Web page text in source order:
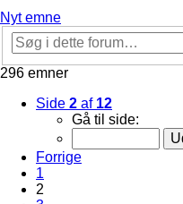
Nyt emne
296 emner
Side 2 af 12
Gå til side:
Forrige
1
2